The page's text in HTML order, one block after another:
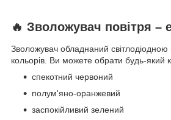
🔥 Зволожувач повітря –
Зволожувач обладнаний світлодіодною
кольорів. Ви можете обрати будь-який
спекотний червоний
полум'яно-оранжевий
заспокійливий зелений